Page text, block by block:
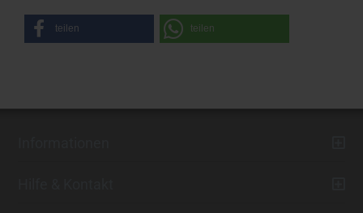
teilen teilen